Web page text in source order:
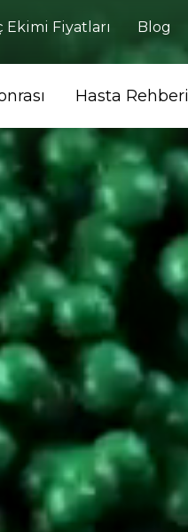
Ekimi Fiyatları Blog
Hasta Rehberi